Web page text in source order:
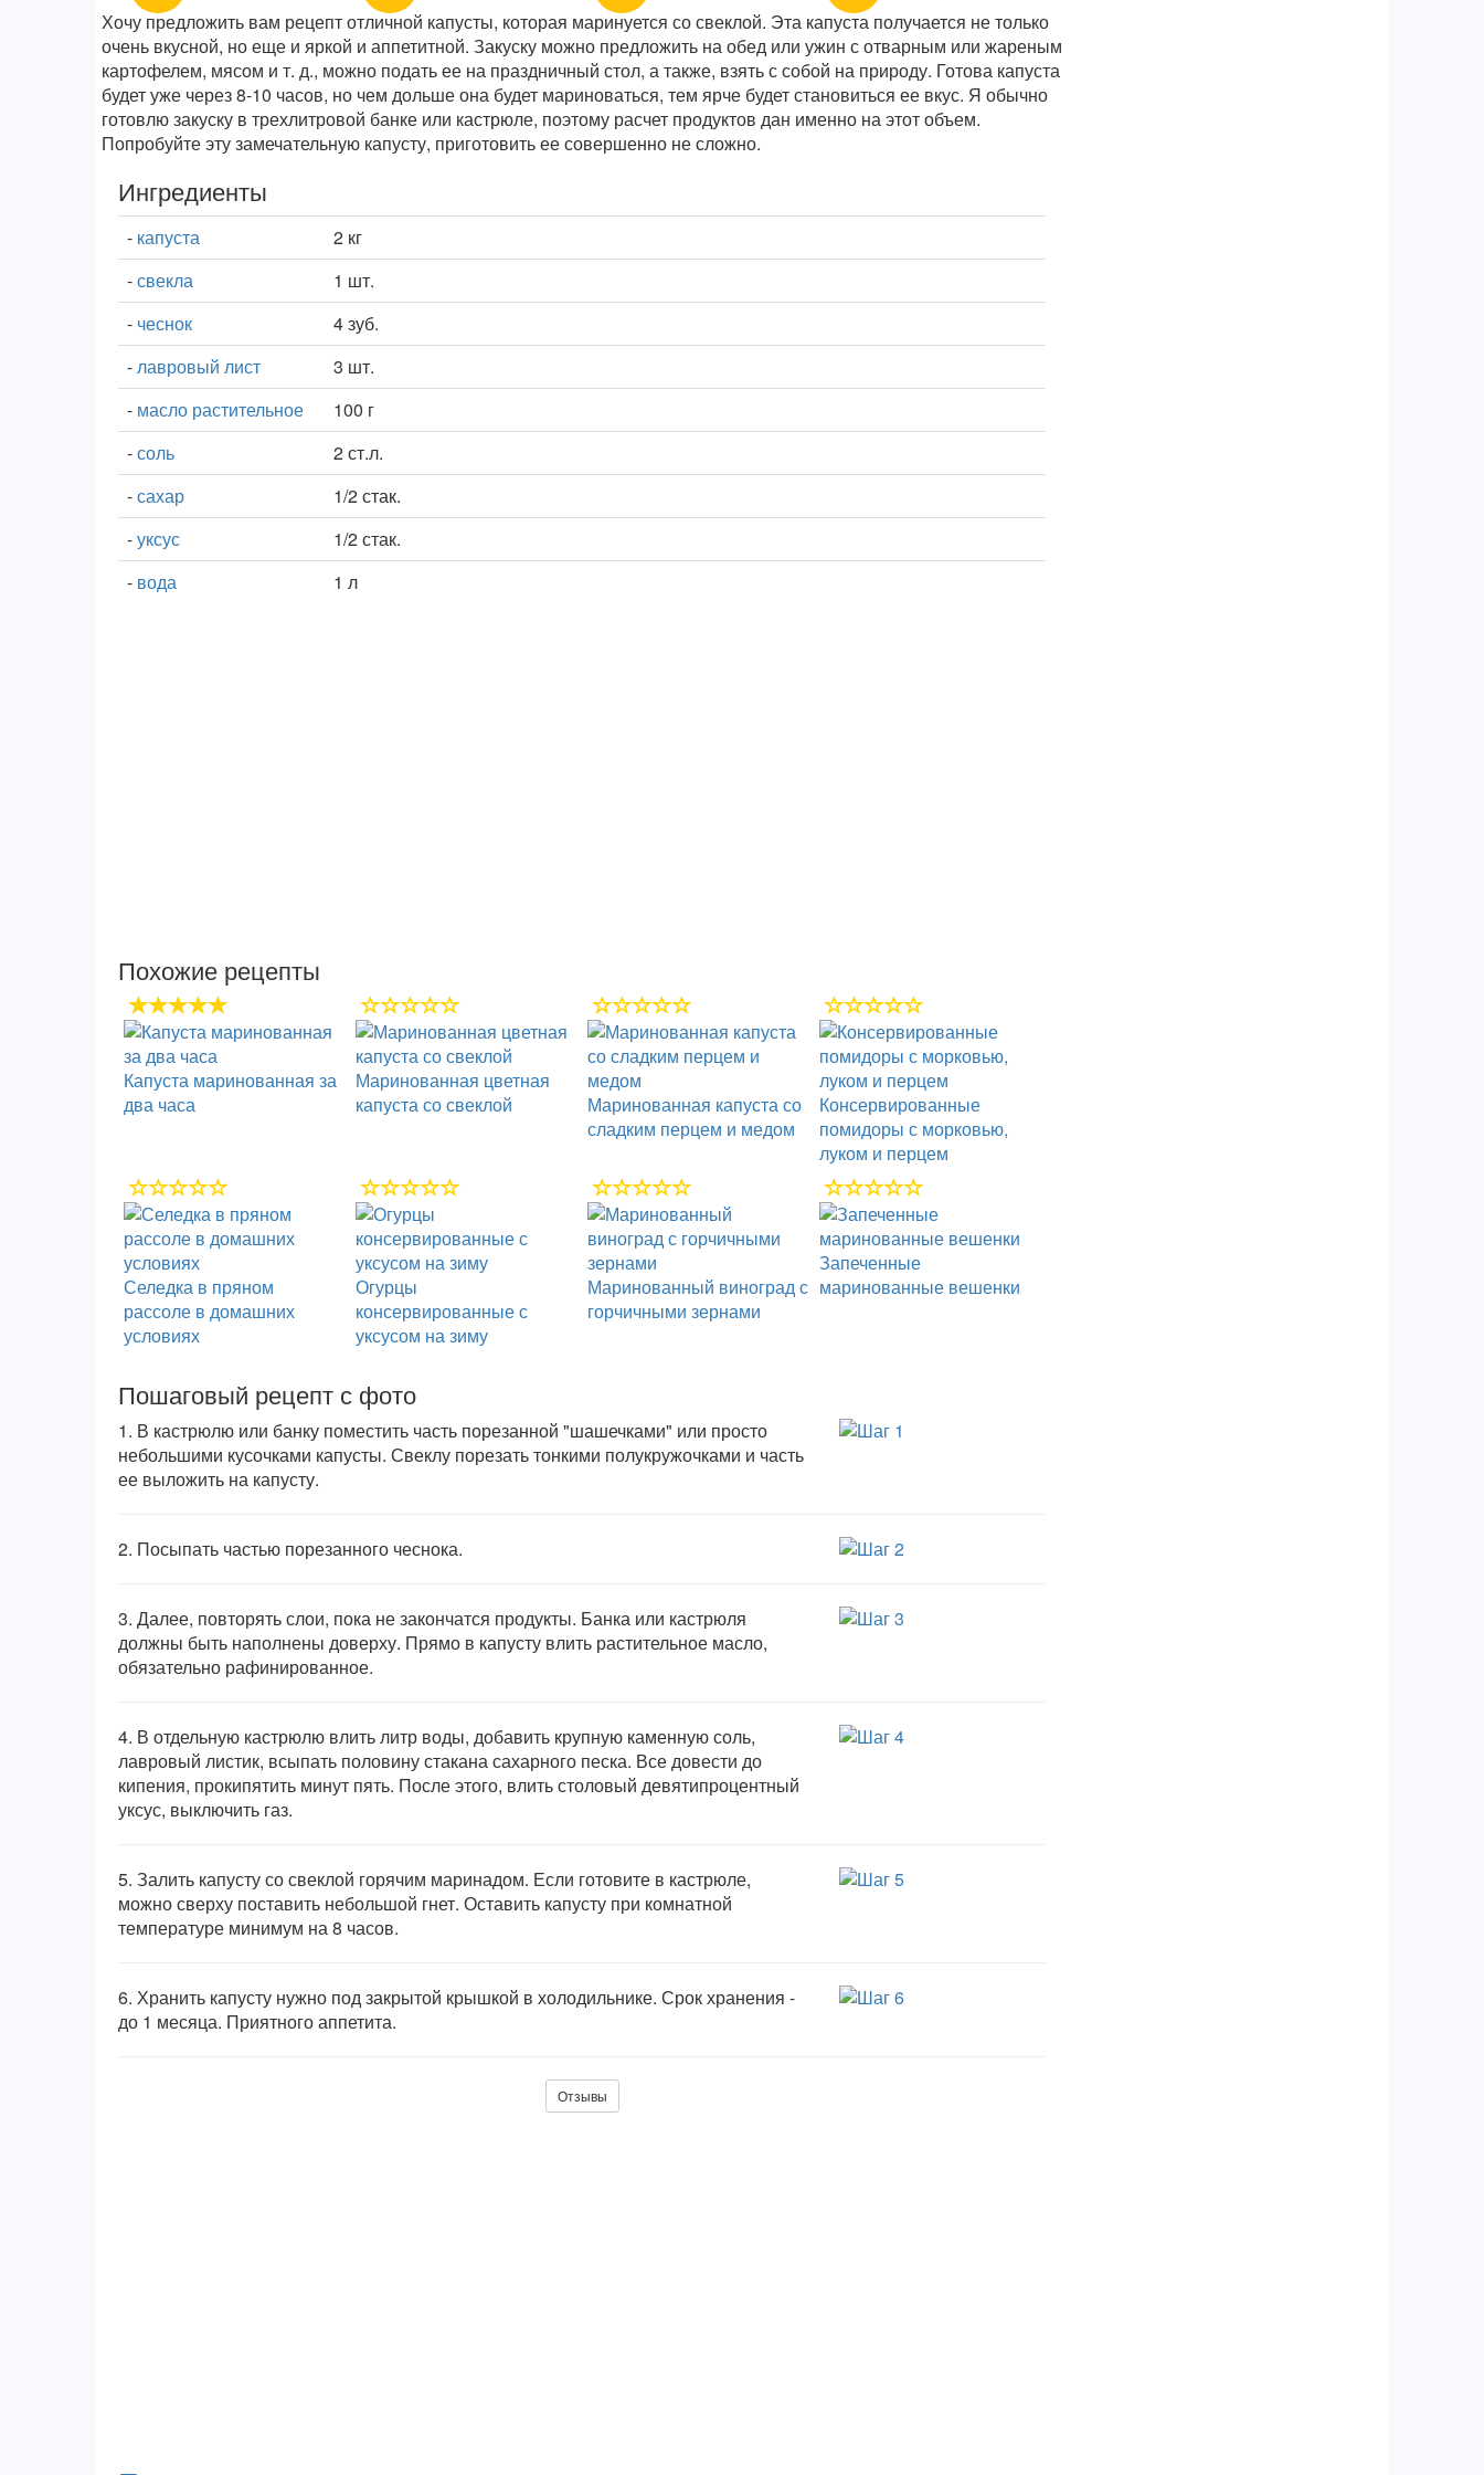
Хочу предложить вам рецепт отличной капусты, которая маринуется со свеклой. Эта капуста получается не только
очень вкусной, но еще и яркой и аппетитной. Закуску можно предложить на обед или ужин с отварным или жареным
картофелем, мясом и т. д., можно подать ее на праздничный стол, а также, взять с собой на природу. Готова капуста
будет уже через 8-10 часов, но чем дольше она будет мариноваться, тем ярче будет становиться ее вкус. Я обычно
готовлю закуску в трехлитровой банке или кастрюле, поэтому расчет продуктов дан именно на этот объем.
Попробуйте эту замечательную капусту, приготовить ее совершенно не сложно.
Ингредиенты
- капуста
2 кг
-свекла
1 шт.
- чеснок
4 зуб.
-лавровый лист
3 шт.
- масло растительное
100 г
-соль
2 ст.л.
-сахар
1/2 стак.
-уксус
1/2 стак.
- вода 1 л
Похожие рецепты
Капуста маринованная за
два часа
Маринованная цветная
капуста со свеклой
Маринованная капуста со
сладким перцем и медом
Консервированные
помидоры с морковью,
луком и перцем
Селедка в пряном
рассоле в домашних
условиях
Огурцы
консервированные с
уксусом на зиму
Маринованный виноград с
горчичными зернами
Запеченные
маринованные вешенки
Пошаговый рецепт с фото
1. В кастрюлю или банку поместить часть порезанной "шашечками" или просто
небольшими кусочками капусты. Свеклу порезать тонкими полукружочками и часть
ее выложить на капусту.
2. Посыпать частью порезанного чеснока.
3. Далее, повторять слои, пока не закончатся продукты. Банка или кастрюля
должны быть наполнены доверху. Прямо в капусту влить растительное масло,
обязательно рафинированное.
4. В отдельную кастрюлю влить литр воды, добавить крупную каменную соль,
лавровый листик, всыпать половину стакана сахарного песка. Все довести до
кипения, прокипятить минут пять. После этого, влить столовый девятипроцентный
уксус, выключить газ.
5. Залить капусту со свеклой горячим маринадом. Если готовите в кастрюле,
можно сверху поставить небольшой гнет. Оставить капусту при комнатной
температуре минимум на 8 часов.
6. Хранить капусту нужно под закрытой крышкой в холодильнике. Срок хранения -
до 1 месяца. Приятного аппетита.
Отзывы